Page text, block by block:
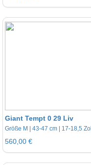
Giant Tempt 0 29 Liv
Größe M | 43-47 cm | 17-18,5 Zoll
560,00 €